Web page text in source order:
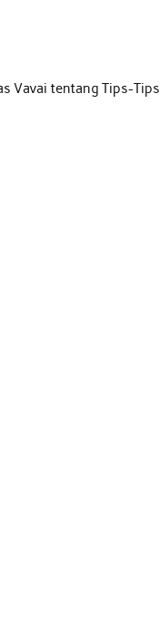
Vavai tentang Tips-Tips